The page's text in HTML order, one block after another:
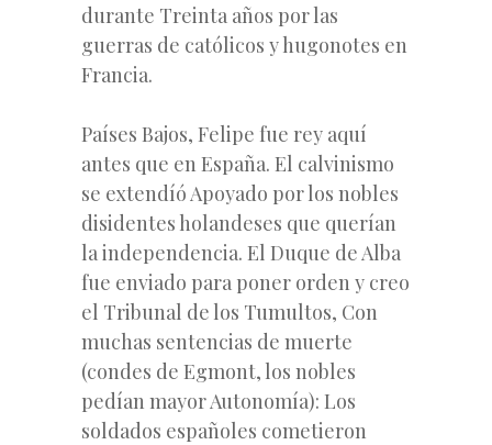
durante Treinta años por las
guerras de católicos y hugonotes en
Francia.
Países Bajos, Felipe fue rey aquí
antes que en España. El calvinismo
se extendíó Apoyado por los nobles
disidentes holandeses que querían
la independencia. El Duque de Alba
fue enviado para poner orden y creo
el Tribunal de los Tumultos, Con
muchas sentencias de muerte
(condes de Egmont, los nobles
pedían mayor Autonomía): Los
soldados españoles cometieron